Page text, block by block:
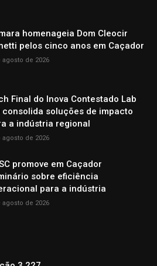
homenageia Dom Cleocir
pelos cinco anos em Caçador
agosto de 2026
Final do Inova Contestado Lab
consolida soluções de impacto
a indústria regional
agosto de 2026
promove em Caçador
sobre eficiência
para a indústria
agosto de 2026